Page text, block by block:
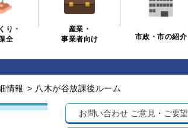
り・
全
産業・
事業者向け
市政・市の紹介
情報 > 八木が谷放課後ルーム
お問い合わせ ご意見・ご要望